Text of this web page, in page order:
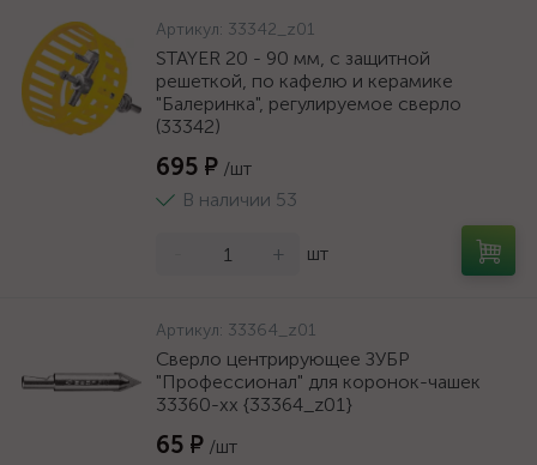
Артикул: 33342_z01
STAYER 20 - 90 мм, с защитной
решеткой, по кафелю и керамике
"Балеринка", регулируемое сверло
(33342)
695 ₽ /шт
В наличии 53
+ шт
Артикул: 33364_z01
Сверло центрирующее ЗУБР
"Профессионал" для коронок-чашек
33360-хх {33364_z01}
65 ₽ /шт